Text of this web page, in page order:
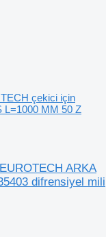
çekici için
L=1000 MM 50 Z
ARKA
difrensiyel mili